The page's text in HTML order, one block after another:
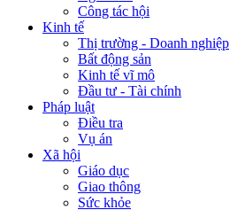
Công tác hội
Kinh tế
Thị trường - Doanh nghiệp
Bất động sản
Kinh tế vĩ mô
Đầu tư - Tài chính
Pháp luật
Điều tra
Vụ án
Xã hội
Giáo dục
Giao thông
Sức khỏe